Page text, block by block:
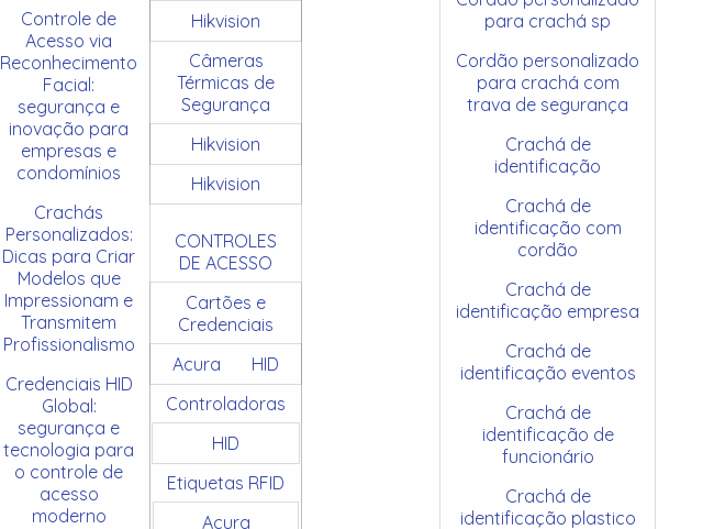
Controle de
Acesso via
Reconhecimento
Facial:
segurança e
inovação para
empresas e
condomínios
Crachás
Personalizados:
Dicas para Criar
Modelos que
Impressionam e
Transmitem
Profissionalismo
Credenciais HID
Global:
segurança e
tecnologia para
o controle de
acesso
moderno
Hikvision
Câmeras
Térmicas de
Segurança
Hikvision
Hikvision
CONTROLES
DE ACESSO
Cartões e
Credenciais
Acura
HID
Controladoras
HID
Etiquetas RFID
Acura
para crachá sp
Cordão personalizado
para crachá com
trava de segurança
Crachá de
identificação
Crachá de
identificação com
cordão
Crachá de
identificação empresa
Crachá de
identificação eventos
Crachá de
identificação de
funcionário
Crachá de
identificação plastico